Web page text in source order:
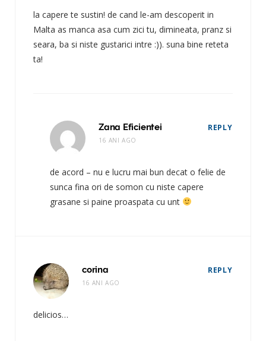
la capere te sustin! de cand le-am descoperit in
Malta as manca asa cum zici tu, dimineata, pranz si
seara, ba si niste gustarici intre :)). suna bine reteta
ta!
Zana Eficientei
16 ANI AGO
REPLY
de acord – nu e lucru mai bun decat o felie de
sunca fina ori de somon cu niste capere
grasane si paine proaspata cu unt
corina
16 ANI AGO
REPLY
delicios…